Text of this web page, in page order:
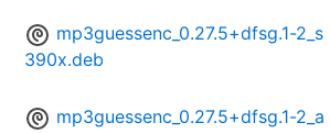
mp3guessenc_0.27.5+dfsg.1-2_s
390x.deb
mp3guessenc_0.27.5+dfsg.1-2_a